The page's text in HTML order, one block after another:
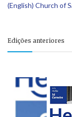
(English) Church of
Edições anteriores